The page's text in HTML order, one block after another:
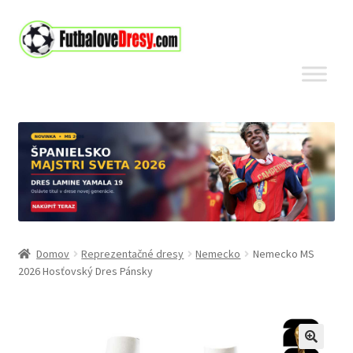
Preskočiť
na
Preskočiť
na
Domov Reprezentačné dresy Nemecko
Nemecko MS
2026 Hosťovský Dres Pánsky